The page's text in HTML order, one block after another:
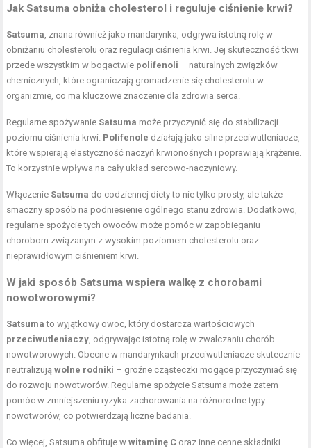
Jak Satsuma obniża cholesterol i reguluje ciśnienie krwi?
Satsuma, znana również jako mandarynka, odgrywa istotną rolę w
obniżaniu cholesterolu oraz regulacji ciśnienia krwi. Jej skuteczność tkwi
przede wszystkim w bogactwie polifenoli – naturalnych związków
chemicznych, które ograniczają gromadzenie się cholesterolu w
organizmie, co ma kluczowe znaczenie dla zdrowia serca.
Regularne spożywanie Satsuma może przyczynić się do stabilizacji
poziomu ciśnienia krwi. Polifenole działają jako silne przeciwutleniacze,
które wspierają elastyczność naczyń krwionośnych i poprawiają krążenie.
To korzystnie wpływa na cały układ sercowo-naczyniowy.
Włączenie Satsuma do codziennej diety to nie tylko prosty, ale także
smaczny sposób na podniesienie ogólnego stanu zdrowia. Dodatkowo,
regularne spożycie tych owoców może pomóc w zapobieganiu
chorobom związanym z wysokim poziomem cholesterolu oraz
nieprawidłowym ciśnieniem krwi.
W jaki sposób Satsuma wspiera walkę z chorobami
nowotworowymi?
Satsuma to wyjątkowy owoc, który dostarcza wartościowych
przeciwutleniaczy, odgrywając istotną rolę w zwalczaniu chorób
nowotworowych. Obecne w mandarynkach przeciwutleniacze skutecznie
neutralizująwolne rodniki – groźne cząsteczki mogące przyczyniać się
do rozwoju nowotworów. Regularne spożycie Satsuma może zatem
pomóc w zmniejszeniu ryzyka zachorowania na różnorodne typy
nowotworów, co potwierdzają liczne badania.
Co więcej, Satsuma obfituje wwitaminę C oraz inne cenne składniki